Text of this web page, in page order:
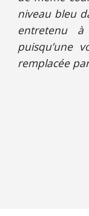
niveau bleu
entretenu
puisqu’une
remplacée